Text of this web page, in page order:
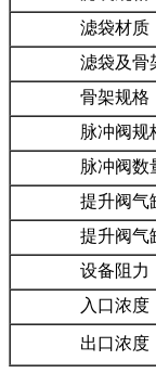
滤袋材质
滤袋及骨架
骨架规格
脉冲阀规
脉冲阀数
提升阀气缸
提升阀气缸
设备阻力
入口浓度
出口浓度